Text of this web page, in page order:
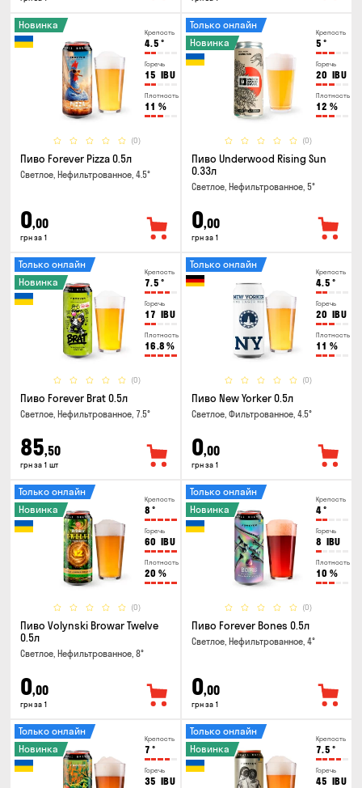
Крепость
4.5 °
Горечь
15 IBU
Плотность
11 %
(0)
Новинка
Пиво Forever Pizza 0.5л
Светлое, Нефильтрованное, 4.5°
0,00
грн за 1
Крепость
5 °
Горечь
20 IBU
Плотность
12 %
(0)
Только онлайн
Новинка
Пиво Underwood Rising Sun
0.33л
Светлое, Нефильтрованное, 5°
0,00
грн за 1
Крепость
7.5 °
Горечь
17 IBU
Плотность
16.8 %
(0)
Только онлайн
Новинка
Пиво Forever Brat 0.5л
Светлое, Нефильтрованное, 7.5°
85,50
грн за 1 шт
Крепость
4.5 °
Горечь
20 IBU
Плотность
11 %
(0)
Только онлайн
Пиво New Yorker 0.5л
Светлое, Фильтрованное, 4.5°
0,00
грн за 1
Крепость
8 °
Горечь
60 IBU
Плотность
20 %
(0)
Только онлайн
Новинка
Пиво Volynski Browar Twelve
0.5л
Светлое, Нефильтрованное, 8°
0,00
грн за 1
Крепость
4°
Горечь
8 IBU
Плотность
10 %
(0)
Только онлайн
Новинка
Пиво Forever Bones 0.5л
Светлое, Нефильтрованное, 4°
0,00
грн за 1
Крепость
7 °
Горечь
35 IBU
Только онлайн
Новинка
Крепость
7.5 °
Горечь
45 IBU
Только онлайн
Новинка